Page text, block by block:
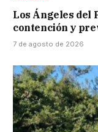
Los Ángeles del
contención y
7 de agosto de 2026